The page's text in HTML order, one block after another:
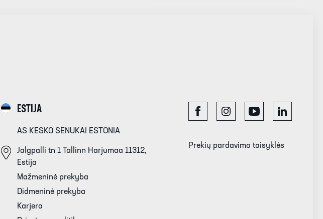
ESTIJA
AS KESKO SENUKAI ESTONIA
Jalgpalli tn 1 Tallinn Harjumaa 11312,
Estija
Mažmeninė prekyba
Didmeninė prekyba
Karjera
Prekių pardavimo taisyklės